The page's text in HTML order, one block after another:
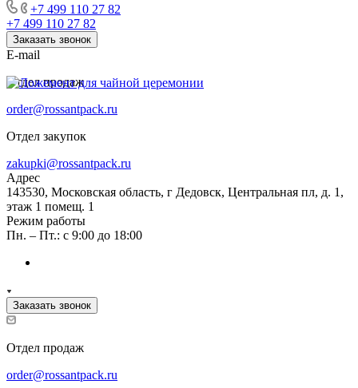
+7 499 110 27 82
+7 499 110 27 82
Заказать звонок
E-mail
Отдел продаж
order@rossantpack.ru
Отдел закупок
zakupki@rossantpack.ru
Адрес
143530, Московская область, г Дедовск, Центральная пл, д. 1,
этаж 1 помещ. 1
Режим работы
Пн. – Пт.: с 9:00 до 18:00
Заказать звонок
Отдел продаж
order@rossantpack.ru